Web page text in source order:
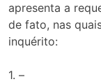
apresenta a
de fato, nas
inquérito:
1. –